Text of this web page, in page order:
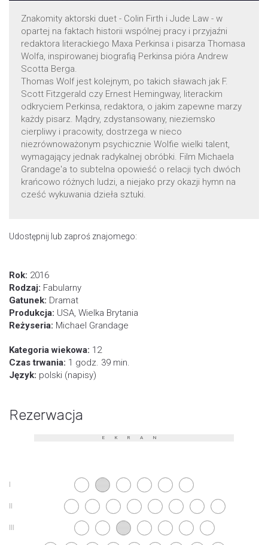
Znakomity aktorski duet - Colin Firth i Jude Law - w
opartej na faktach historii wspólnej pracy i przyjaźni
redaktora literackiego Maxa Perkinsa i pisarza Thomasa
Wolfa, inspirowanej biografią Perkinsa pióra Andrew
Scotta Berga.
Thomas Wolf jest kolejnym, po takich sławach jak F.
Scott Fitzgerald czy Ernest Hemingway, literackim
odkryciem Perkinsa, redaktora, o jakim zapewne marzy
każdy pisarz. Mądry, zdystansowany, nieziemsko
cierpliwy i pracowity, dostrzega w nieco
niezrównoważonym psychicznie Wolfie wielki talent,
wymagający jednak radykalnej obróbki. Film Michaela
Grandage'a to subtelna opowieść o relacji tych dwóch
krańcowo różnych ludzi, a niejako przy okazji hymn na
cześć wykuwania dzieła sztuki.
Udostępnij lub zaproś znajomego:
Rok: 2016
Rodzaj: Fabularny
Gatunek: Dramat
Produkcja: USA, Wielka Brytania
Reżyseria: Michael Grandage
Kategoria wiekowa: 12
Czas trwania: 1 godz. 39 min.
Język: polski (napisy)
Rezerwacja
EKRAN